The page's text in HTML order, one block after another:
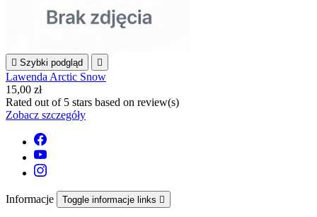
 Szybki podgląd 
Lawenda Arctic Snow
15,00 zł
Rated out of 5 stars based on review(s)
Zobacz szczegóły
Informacje Toggle informacje links 